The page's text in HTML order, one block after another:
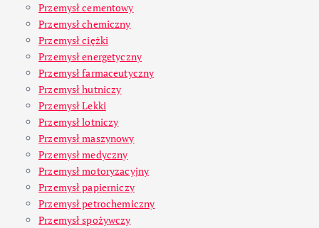
Przemysł cementowy
Przemysł chemiczny
Przemysł ciężki
Przemysł energetyczny
Przemysł farmaceutyczny
Przemysł hutniczy
Przemysł Lekki
Przemysł lotniczy
Przemysł maszynowy
Przemysł medyczny
Przemysł motoryzacyjny
Przemysł papierniczy
Przemysł petrochemiczny
Przemysł spożywczy